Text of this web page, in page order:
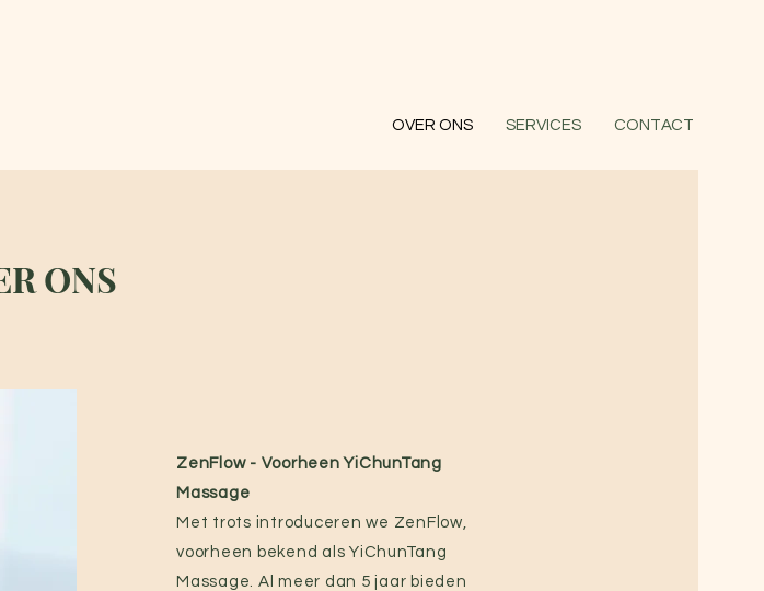
OVER ONS SERVICES CONTACT
ONS
ZenFlow - Voorheen YiChunTang
Massage
Met trots introduceren we ZenFlow,
voorheen bekend als YiChunTang
Massage. Al meer dan 5 jaar bieden